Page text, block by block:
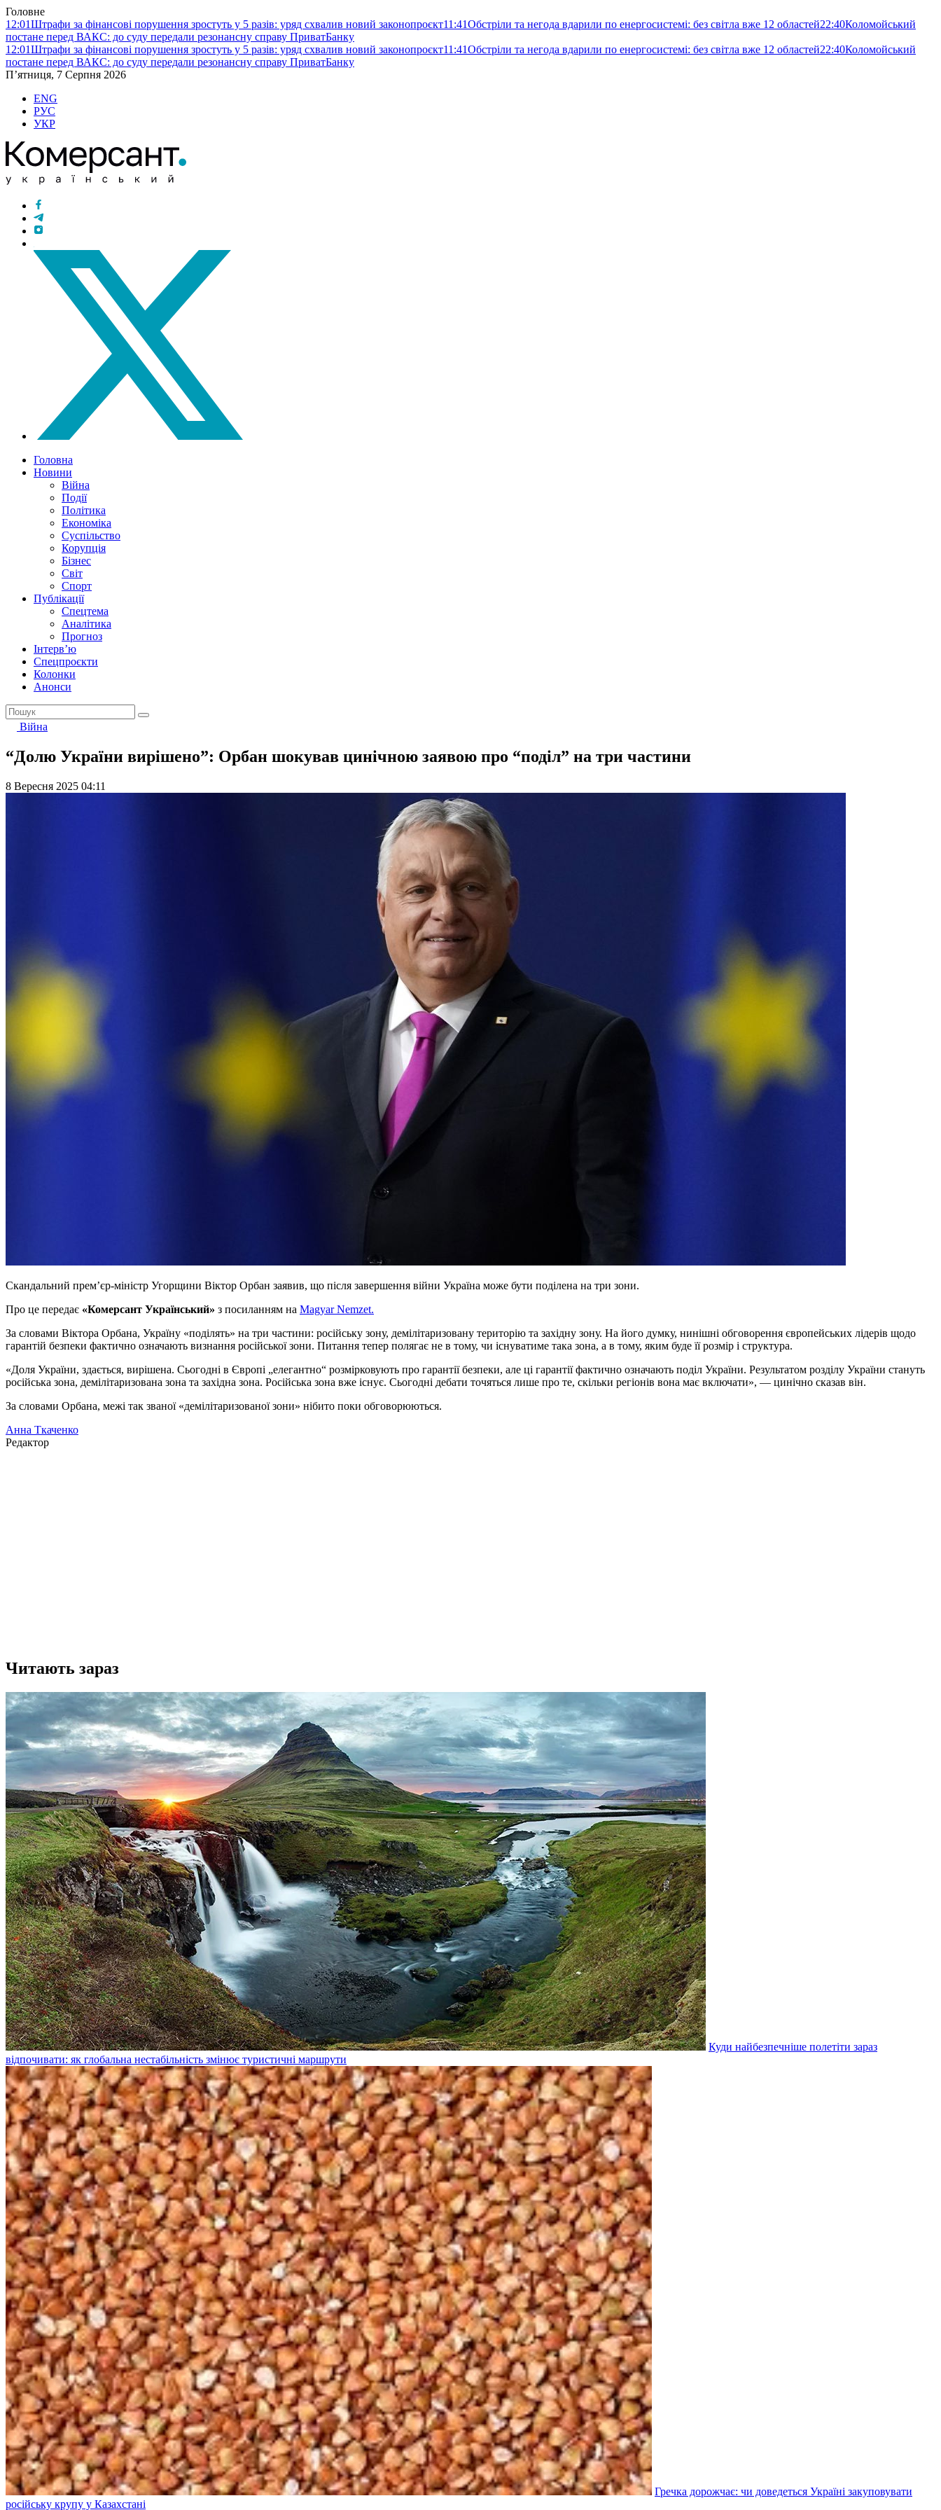
Головне
12:01Штрафи за фінансові порушення зростуть у 5 разів: уряд схвалив новий законопроєкт11:41Обстріли та негода вдарили по енергосистемі: без світла вже 12 областей22:40Коломойський
постане перед ВАКС: до суду передали резонансну справу ПриватБанку
12:01Штрафи за фінансові порушення зростуть у 5 разів: уряд схвалив новий законопроєкт11:41Обстріли та негода вдарили по енергосистемі: без світла вже 12 областей22:40Коломойський
постане перед ВАКС: до суду передали резонансну справу ПриватБанку
П’ятниця, 7 Серпня 2026
ENG
РУС
УКР
Головна
Новини
Війна
Події
Політика
Економіка
Суспільство
Корупція
Бізнес
Світ
Спорт
Публікації
Спецтема
Аналітика
Прогноз
Інтерв’ю
Спецпроєкти
Колонки
Анонси
Війна
“Долю України вирішено”: Орбан шокував цинічною заявою про “поділ” на три частини
8 Вересня 2025 04:11
Скандальний прем’єр-міністр Угорщини Віктор Орбан заявив, що після завершення війни Україна може бути поділена на три зони.
Про це передає «Комерсант Український» з посиланням на Magyar Nemzet.
За словами Віктора Орбана, Україну «поділять» на три частини: російську зону, демілітаризовану територію та західну зону. На його думку, нинішні обговорення європейських лідерів щодо
гарантій безпеки фактично означають визнання російської зони. Питання тепер полягає не в тому, чи існуватиме така зона, а в тому, яким буде її розмір і структура.
«Доля України, здається, вирішена. Сьогодні в Європі „елегантно“ розмірковують про гарантії безпеки, але ці гарантії фактично означають поділ України. Результатом розділу України стануть
російська зона, демілітаризована зона та західна зона. Російська зона вже існує. Сьогодні дебати точяться лише про те, скільки регіонів вона має включати», — цинічно сказав він.
За словами Орбана, межі так званої «демілітаризованої зони» нібито поки обговорюються.
Анна Ткаченко
Редактор
Читають зараз
Куди найбезпечніше полетіти зараз
відпочивати: як глобальна нестабільність змінює туристичні маршрути
Гречка дорожчає: чи доведеться Україні закуповувати
російську крупу у Казахстані